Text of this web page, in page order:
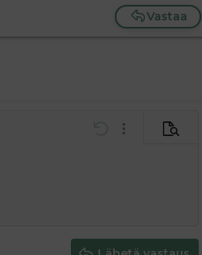
Vastaa
editoriin… Kumoa